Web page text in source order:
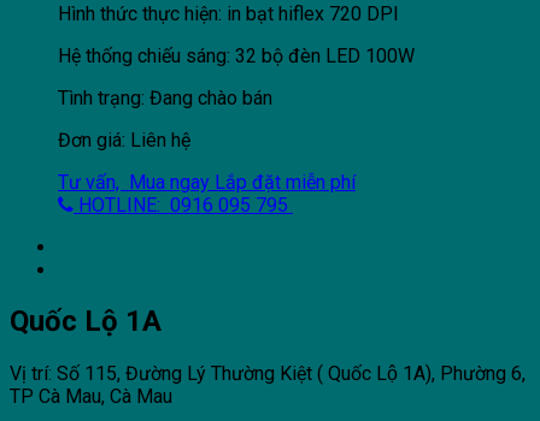
Hình thức thực hiện: in bạt hiflex 720 DPI
Hệ thống chiếu sáng: 32 bộ đèn LED 100W
Tình trạng: Đang chào bán
Đơn giá: Liên hệ
Tư vấn, Mua ngay Lắp đặt miễn phí
HOTLINE: 0916 095 795
Quốc Lộ 1A
Vị trí: Số 115, Đường Lý Thường Kiệt ( Quốc Lộ 1A), Phường 6,
TP Cà Mau, Cà Mau